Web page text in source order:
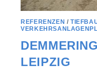
REFERENZEN /
EIPZIG